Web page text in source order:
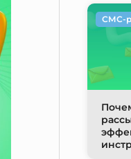
СМС-